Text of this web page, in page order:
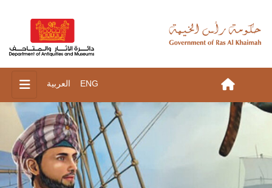
ENG العربية